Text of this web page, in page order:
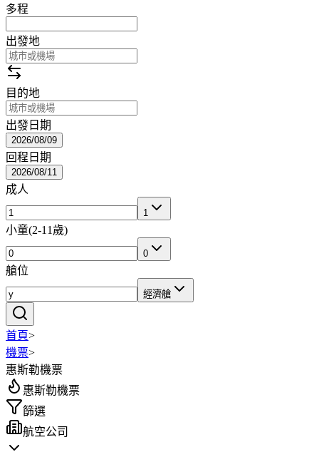
多程
出發地
目的地
出發日期
2026/08/09
回程日期
2026/08/11
成人
1
小童(2-11歲)
0
艙位
經濟艙
首頁>
機票>
惠斯勒機票
惠斯勒機票
篩選
航空公司